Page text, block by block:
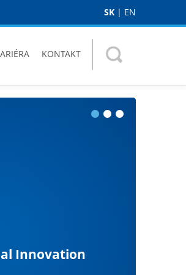
SK | EN
KONTAKT
Innovation
Checkpoint
monitoruje široké